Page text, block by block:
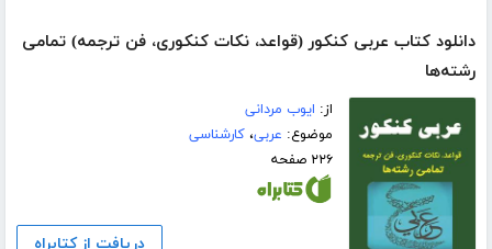
دانلود کتاب عربی کنکور (قواعد، نکات کنکوری، فن ترجمه) تمامی
رشته‌ها
از: ایوب مردانی
موضوع: عربی،کارشناسی
۲۲۶ صفحه
دریافت از کتابراه